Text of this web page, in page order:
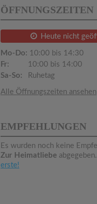
ÖFFNUNGSZEITEN
Heute nicht
Mo-Do: 10:00 bis 14:30
Fr:
10:00 bis 14:00
Sa-So:
Ruhetag
Alle Öffnungszeiten ansehen
EMPFEHLUNGEN
Es wurden noch keine
Zur Heimatliebe abgegeben.
erste!